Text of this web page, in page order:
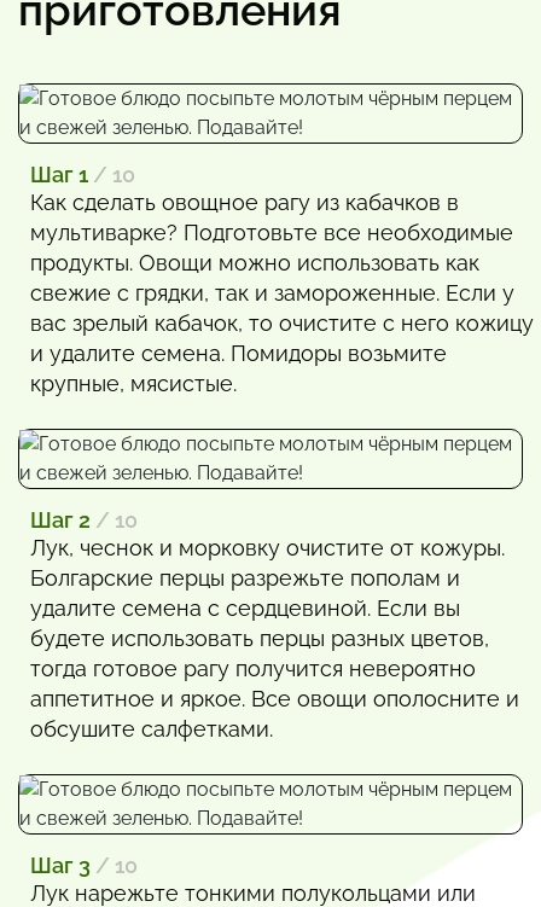
Шаг 1 / 10
Как сделать овощное рагу из кабачков в
мультиварке? Подготовьте все необходимые
продукты. Овощи можно использовать как
свежие с грядки, так и замороженные. Если у
вас зрелый кабачок, то очистите с него кожицу
и удалите семена. Помидоры возьмите
крупные, мясистые.
Шаг 2 / 10
Лук, чеснок и морковку очистите от кожуры.
Болгарские перцы разрежьте пополам и
удалите семена с сердцевиной. Если вы
будете использовать перцы разных цветов,
тогда готовое рагу получится невероятно
аппетитное и яркое. Все овощи ополосните и
обсушите салфетками.
Шаг 3 / 10
Лук нарежьте тонкими полукольцами или